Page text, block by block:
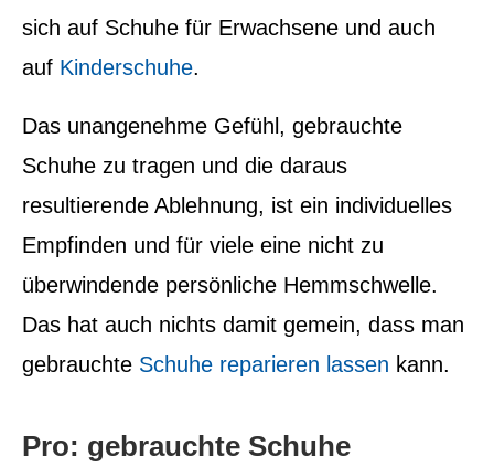
sich auf Schuhe für Erwachsene und auch
auf Kinderschuhe.
Das unangenehme Gefühl, gebrauchte
Schuhe zu tragen und die daraus
resultierende Ablehnung, ist ein individuelles
Empfinden und für viele eine nicht zu
überwindende persönliche Hemmschwelle.
Das hat auch nichts damit gemein, dass man
gebrauchte Schuhe reparieren lassen kann.
Pro: gebrauchte Schuhe